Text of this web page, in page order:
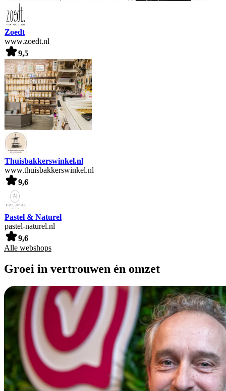
Zoedt
www.zoedt.nl
9,5
Thuisbakkerswinkel.nl
www.thuisbakkerswinkel.nl
9,6
Pastel & Naturel
pastel-naturel.nl
9,6
Alle webshops
Groei in vertrouwen én omzet